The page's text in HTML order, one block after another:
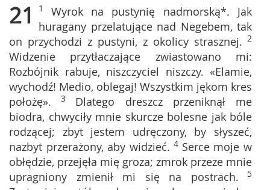
21 1 Wyrok na pustynię nadmorską*. Jak
huragany przelatujące nad Negebem, tak
on przychodzi z pustyni, z okolicy strasznej. 2
Widzenie przytłaczające zwiastowano mi:
Rozbójnik rabuje, niszczyciel niszczy. «Elamie,
wychodź! Medio, oblegaj! Wszystkim jękom kres
położę». 3 Dlatego dreszcz przeniknął me
biodra, chwyciły mnie skurcze bolesne jak bóle
rodzącej; zbyt jestem udręczony, by słyszeć,
nazbyt przerażony, aby widzieć. 4 Serce moje w
obłędzie, przejęła mię groza; zmrok przeze mnie
upragniony zmienił mi się na postrach. 5